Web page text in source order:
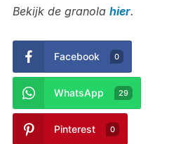
Bekijk de granola hier.
Facebook 0
WhatsApp 29
Pinterest 0